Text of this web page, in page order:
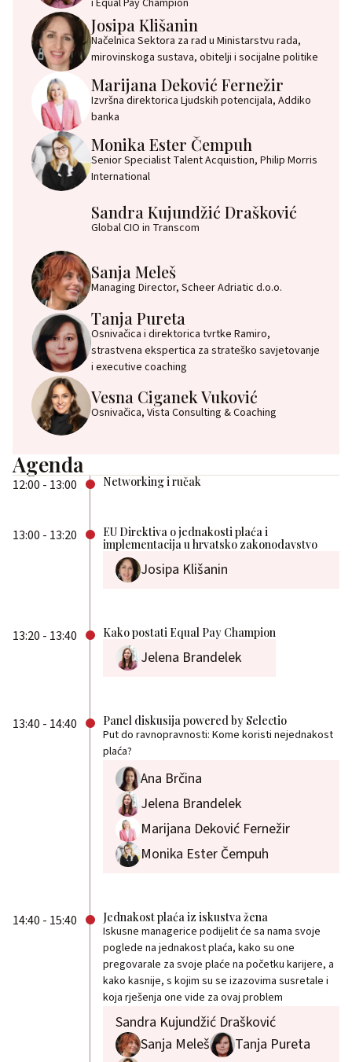
Josipa Klišanin
Načelnica Sektora za rad u Ministarstvu rada,
mirovinskoga sustava, obitelji i socijalne politike
Marijana Deković Fernežir
Izvršna direktorica Ljudskih potencijala, Addiko
banka
Monika Ester Čempuh
Senior Specialist Talent Acquistion, Philip Morris
International
Sandra Kujundžić Drašković
Global CIO in Transcom
Sanja Meleš
Managing Director, Scheer Adriatic d.o.o.
Tanja Pureta
Osnivačica i direktorica tvrtke Ramiro,
strastvena ekspertica za strateško savjetovanje
i executive coaching
Vesna Ciganek Vuković
Osnivačica, Vista Consulting & Coaching
Agenda
12:00 - 13:00 Networking i ručak
13:00 - 13:20
EU Direktiva o jednakosti plaća i
implementacija u hrvatsko zakonodavstvo
Josipa Klišanin
13:20 - 13:40 Kako postati Equal Pay Champion
Jelena Brandelek
13:40 - 14:40 Panel diskusija powered by Selectio
Put do ravnopravnosti: Kome koristi nejednakost
plaća?
Ana Brčina
Jelena Brandelek
Marijana Deković Fernežir
Monika Ester Čempuh
14:40 - 15:40 Jednakost plaća iz iskustva žena
Iskusne managerice podijelit će sa nama svoje
poglede na jednakost plaća, kako su one
pregovarale za svoje plaće na početku karijere, a
kako kasnije, s kojim su se izazovima susretale i
koja rješenja one vide za ovaj problem
Sandra Kujundžić Drašković
Sanja Meleš
Tanja Pureta